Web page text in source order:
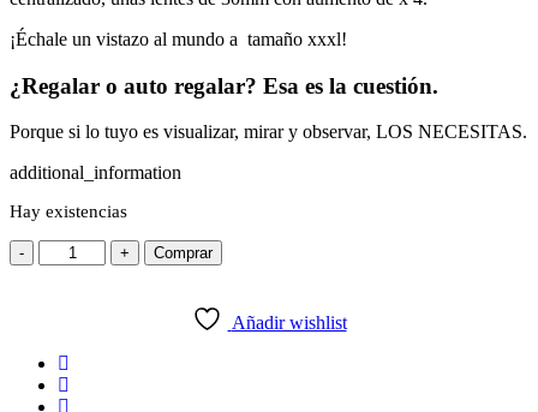
¡Échale un vistazo al mundo a tamaño xxxl!
¿Regalar o auto regalar? Esa es la cuestión.
Porque si lo tuyo es visualizar, mirar y observar, LOS NECESITAS.
additional_information
Hay existencias
- + Comprar
Añadir wishlist